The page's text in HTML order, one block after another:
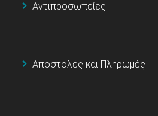
Αντιπροσωπείες
Αποστολές και Πληρωμές